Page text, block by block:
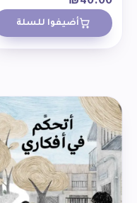
أضيفوا للسلة